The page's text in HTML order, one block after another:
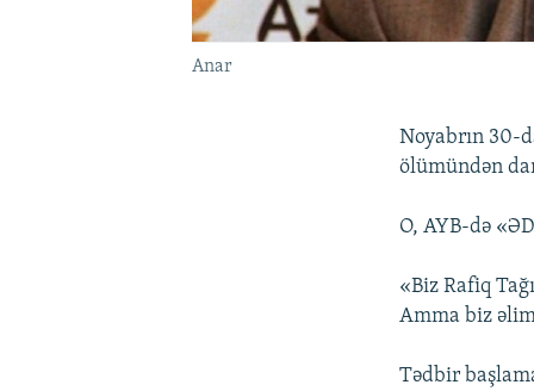
Anar
Noyabrın 30-
ölümündən
O, AYB-də
«Biz Rafiq
Amma biz
Tədbir